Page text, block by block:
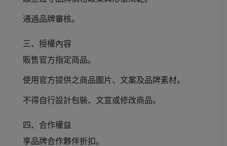
通過品牌審核。
三、授權內容
販售官方指定商品。
使用官方提供之商品圖片、文案及品牌素材。
不得自行設計包裝、文宣或修改商品。
四、合作權益
享品牌合作夥伴折扣。